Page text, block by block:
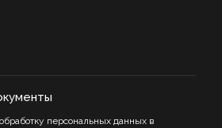
персональных данных в